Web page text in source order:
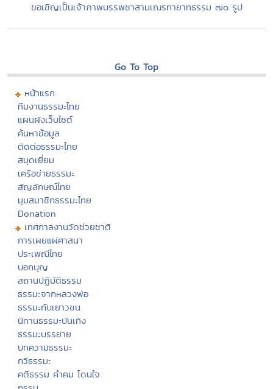
ขอเชิญเป็นเจ้าภาพบรรพชาสามเณรทายาทธรรม ๗๐ รูป
Go To Top
หน้าแรก
ทีมงานธรรมะไทย
แผนผังเว็บไซต์
ค้นหาข้อมูล
ติดต่อธรรมะไทย
สมุดเยี่ยม
เครือข่ายธรรมะ
สัญลักษณ์ไทย
มุมสมาชิกธรรมะไทย
Donation
เทศกาลงานวัดช่วยชาติ
การเผยแผ่ศาสนา
ประเพณีไทย
บอกบุญ
สถานปฏิบัติธรรม
ธรรมะจากหลวงพ่อ
ธรรมะกับเยาวชน
นิทานธรรมะบันเทิง
ธรรมะบรรยาย
บทความธรรมะ
กวีธรรมะ
คติธรรม คำคม โดนใจ